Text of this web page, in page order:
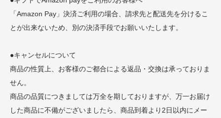
「Amazon Pay」決済ご利用の場合、請求先と配送先を分けるこ
とが出来ないため、別の決済手段でお願いいたします。
●キャンセルについて
商品の性質上、お客様のご都合による返品・交換は承っておりま
せん。
商品の品質につきましては万全を期しておりますが、万一お届け
した商品に不備がございましたら、商品到着より2日以内にメー